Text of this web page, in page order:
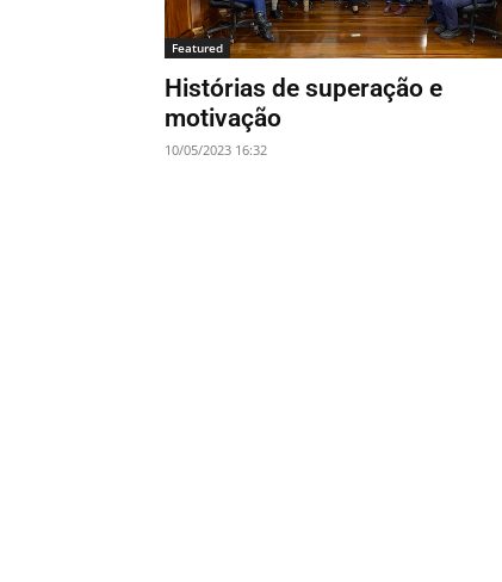
Featured
Histórias de superação e
motivação
10/05/2023 16:32